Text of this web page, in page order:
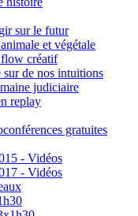
sur le futur
et végétale
créatif
de nos intuitions
judiciaire
replay
gratuites
- Vidéos
- Vidéos